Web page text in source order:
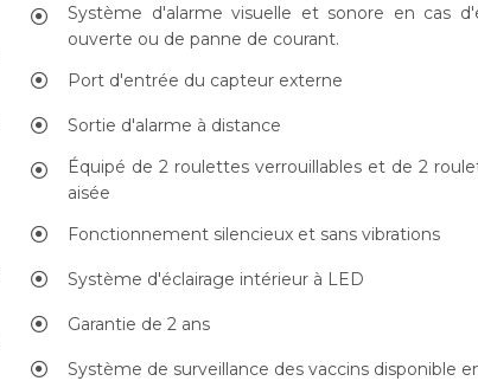
Système d'alarme visuelle et sonore en cas
ouverte ou de panne de courant.
Port d'entrée du capteur externe
Sortie d'alarme à distance
Équipé de 2 roulettes verrouillables et de 2
aisée
Fonctionnement silencieux et sans vibrations
Système d'éclairage intérieur à LED
Garantie de 2 ans
Système de surveillance des vaccins disponible